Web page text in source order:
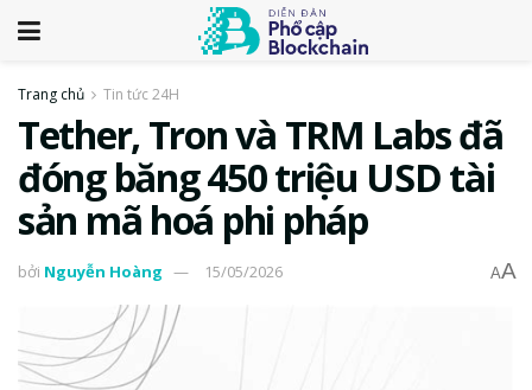
Trang chủ Tin tức 24H
Tether, Tron và TRM Labs đã
đóng băng 450 triệu USD tài
sản mã hoá phi pháp
bởi Nguyễn Hoàng 15/05/2026 AA